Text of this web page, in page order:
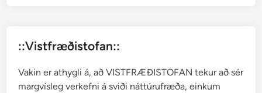
::Vistfræðistofan::
Vakin er athygli á, að VISTFRÆÐISTOFAN tekur að sér
margvísleg verkefni á sviði náttúrufræða, einkum